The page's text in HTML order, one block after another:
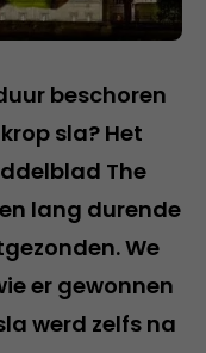
beschoren
sla? Het
The
lang durende
We
er gewonnen
werd zelfs na